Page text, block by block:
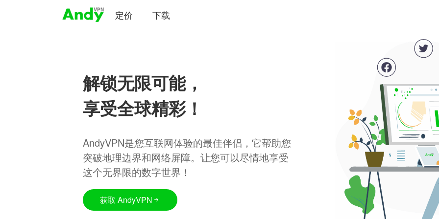
定价 下载
解锁无限可能，
享受全球精彩！
AndyVPN是您互联网体验的最佳伴侣，它帮助您
突破地理边界和网络屏障。让您可以尽情地享受
这个无界限的数字世界！
获取 AndyVPN